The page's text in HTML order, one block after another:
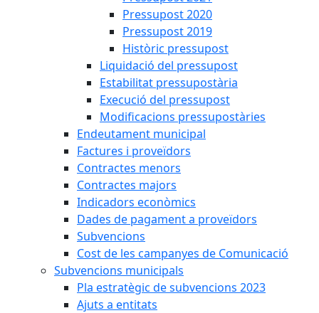
Pressupost 2020
Pressupost 2019
Històric pressupost
Liquidació del pressupost
Estabilitat pressupostària
Execució del pressupost
Modificacions pressupostàries
Endeutament municipal
Factures i proveïdors
Contractes menors
Contractes majors
Indicadors econòmics
Dades de pagament a proveïdors
Subvencions
Cost de les campanyes de Comunicació
Subvencions municipals
Pla estratègic de subvencions 2023
Ajuts a entitats